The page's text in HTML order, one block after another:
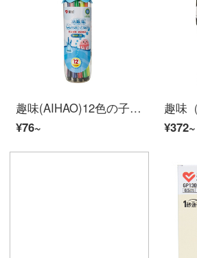
趣味(AIHAO)12色の子供用カラーペンで水洗いできる水彩筆専門美術絵筆セット1668
¥76~
¥372~